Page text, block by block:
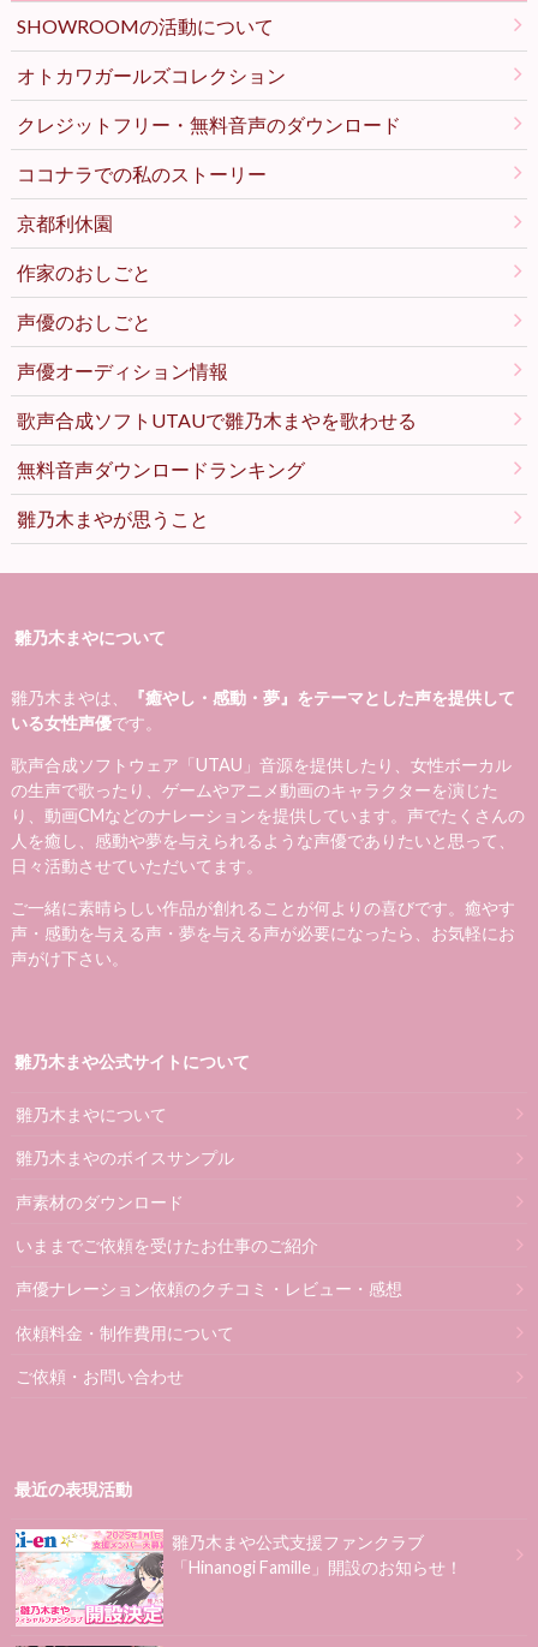
SHOWROOMの活動について
オトカワガールズコレクション
クレジットフリー・無料音声のダウンロード
ココナラでの私のストーリー
京都利休園
作家のおしごと
声優のおしごと
声優オーディション情報
歌声合成ソフトUTAUで雛乃木まやを歌わせる
無料音声ダウンロードランキング
雛乃木まやが思うこと
雛乃木まやについて
雛乃木まやは、
『癒やし・感動・夢』をテーマとした声を提供して
いる女性声優です。
歌声合成ソフトウェア「UTAU」音源を提供したり、女性ボーカル
の生声で歌ったり、ゲームやアニメ動画のキャラクターを演じた
り、動画CMなどのナレーションを提供しています。声でたくさんの
人を癒し、感動や夢を与えられるような声優でありたいと思って、
日々活動させていただいてます。
ご一緒に素晴らしい作品が創れることが何よりの喜びです。癒やす
声・感動を与える声・夢を与える声が必要になったら、お気軽にお
声がけ下さい。
雛乃木まや公式サイトについて
雛乃木まやについて
雛乃木まやのボイスサンプル
声素材のダウンロード
いままでご依頼を受けたお仕事のご紹介
声優ナレーション依頼のクチコミ・レビュー・感想
依頼料金・制作費用について
ご依頼・お問い合わせ
最近の表現活動
雛乃木まや公式支援ファンクラブ
「Hinanogi Famille」開設のお知らせ！